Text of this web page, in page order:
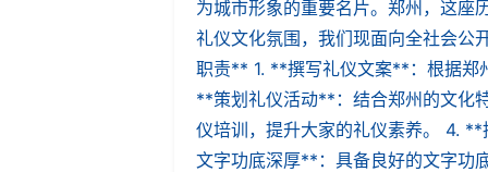
为城市形象的重要名片。郑州，这座
礼仪文化氛围，我们现面向全社会公
职责** 1. **撰写礼仪文案**：根据郑
**策划礼仪活动**：结合郑州的文化
仪培训，提升大家的礼仪素养。 4.
文字功底深厚**：具备良好的文字功